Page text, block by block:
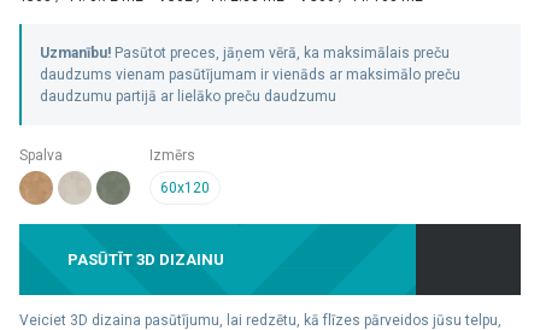
Uzmanību! Pasūtot preces, jāņem vērā, ka maksimālais preču
daudzums vienam pasūtījumam ir vienāds ar maksimālo preču
daudzumu partijā ar lielāko preču daudzumu
Spalva
Izmērs
60x120
PASŪTĪT 3D DIZAINU
Veiciet 3D dizaina pasūtījumu, lai redzētu, kā flīzes pārveidos jūsu telpu,